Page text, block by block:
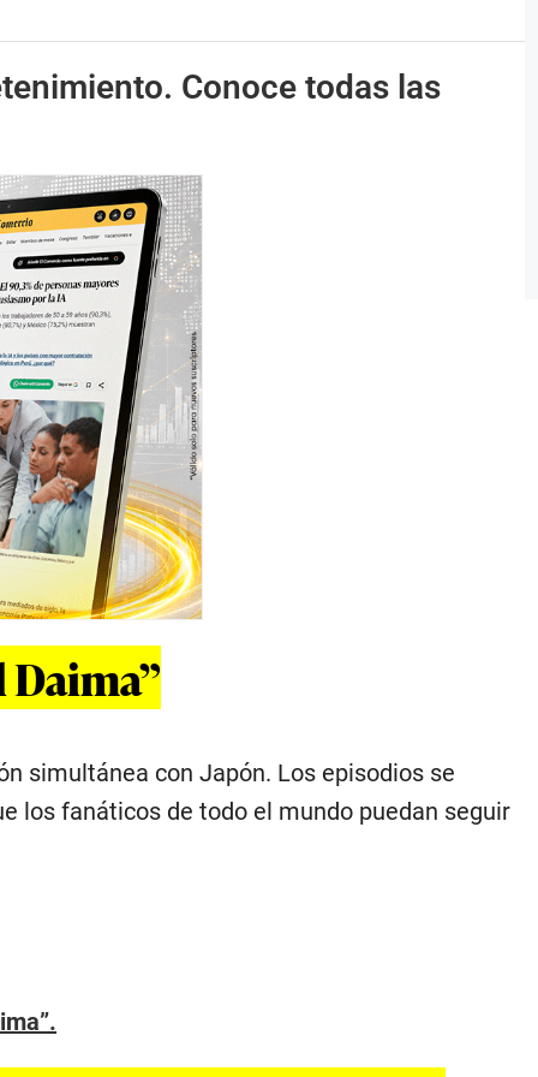
Conoce todas las
simultánea con Japón. Los episodios se
los fanáticos de todo el mundo puedan seguir